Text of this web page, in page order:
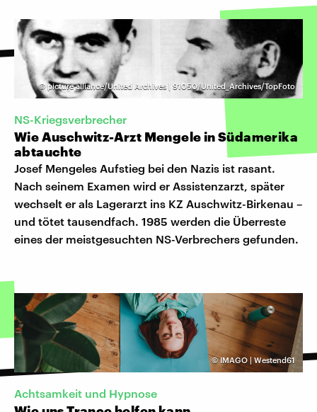
©picture alliance/United Archives | 91050/United_Archives/TopFoto
NS-Kriegsverbrecher
Wie Auschwitz-Arzt Mengele in Südamerika
abtauchte
Josef Mengeles Aufstieg bei den Nazis ist rasant.
Nach seinem Examen wird er Assistenzarzt, später
wechselt er als Lagerarzt ins KZ Auschwitz-Birkenau –
und tötet tausendfach. 1985 werden die Überreste
eines der meistgesuchten NS-Verbrechers gefunden.
©IMAGO | Westend61
Achtsamkeit und Hypnose